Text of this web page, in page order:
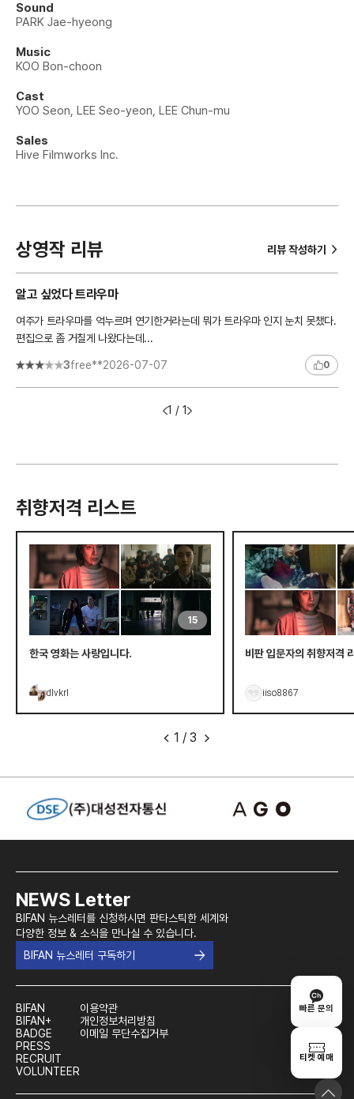
빠른 문의
티켓 예매
Sound
PARK Jae-hyeong
Music
KOO Bon-choon
Cast
YOO Seon, LEE Seo-yeon, LEE Chun-mu
Sales
Hive Filmworks Inc.
상영작 리뷰 리뷰 작성하기 >
알고 싶었다 트라우마
여주가 트라우마를 억누르며 연기한거라는데 뭐가 트라우마 인지 눈치 못챘다.
편집으로 좀 거칠게 나왔다는데...
3free**2026-07-07 0
1 / 1
취향저격 리스트
15
한국 영화는 사랑입니다.
dlvkrl
비판 입문자의 취향저격
iiso8867
< 1 / 3 >
NEWS Letter
BIFAN 뉴스레터를 신청하시면 판타스틱한 세계와
다양한 정보 & 소식을 만나실 수 있습니다.
BIFAN 뉴스레터 구독하기
BIFAN
BIFAN+
BADGE
PRESS
RECRUIT
VOLUNTEER
이용약관
개인정보처리방침
이메일 무단수집거부